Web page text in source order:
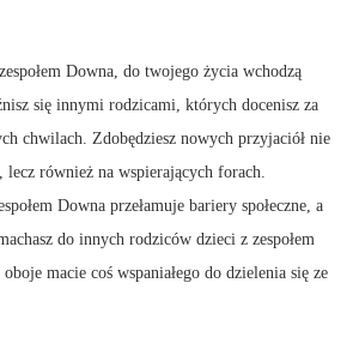
Downa, do twojego życia wchodzą
się innymi rodzicami, których docenisz za
chwilach. Zdobędziesz nowych przyjaciół nie
również na wspierających forach.
Downa przełamuje bariery społeczne, a
do innych rodziców dzieci z zespołem
macie coś wspaniałego do dzielenia się ze